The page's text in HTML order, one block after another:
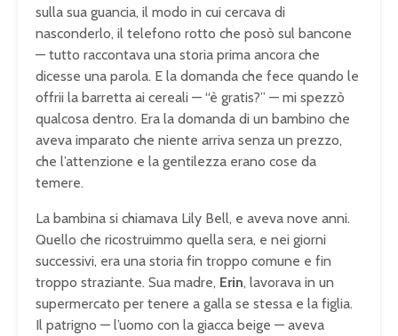
sulla sua guancia, il modo in cui cercava di
nasconderlo, il telefono rotto che posò sul bancone
— tutto raccontava una storia prima ancora che
dicesse una parola. E la domanda che fece quando le
offrii la barretta ai cereali — “è gratis?” — mi spezzò
qualcosa dentro. Era la domanda di un bambino che
aveva imparato che niente arriva senza un prezzo,
che l’attenzione e la gentilezza erano cose da
temere.
La bambina si chiamava Lily Bell, e aveva nove anni.
Quello che ricostruimmo quella sera, e nei giorni
successivi, era una storia fin troppo comune e fin
troppo straziante. Sua madre, Erin, lavorava in un
supermercato per tenere a galla se stessa e la figlia.
Il patrigno — l’uomo con la giacca beige — aveva